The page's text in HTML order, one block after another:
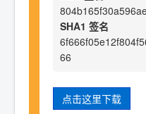
SHA1 签名
66
点击这里下载